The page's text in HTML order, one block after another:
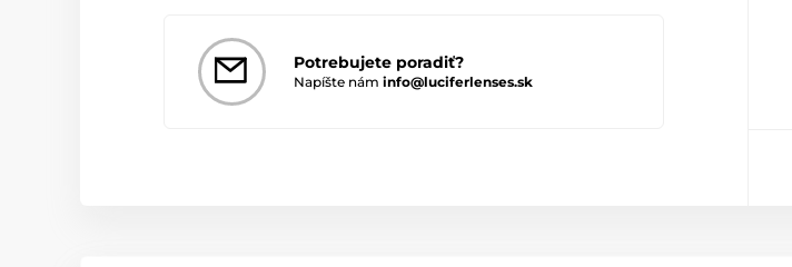
Potrebujete poradiť?
Napíšte nám info@luciferlenses.sk